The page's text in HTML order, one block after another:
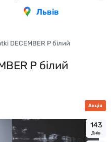
Львів
DECEMBER P білий
P білий
Акція
143
Днів